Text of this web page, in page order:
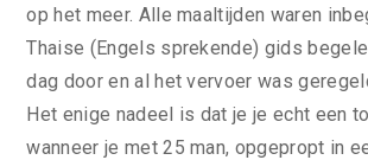
op het meer. Alle maaltijden waren
Thaise (Engels sprekende) gids
dag door en al het vervoer was
Het enige nadeel is dat je je echt een
wanneer je met 25 man, opgepropt in